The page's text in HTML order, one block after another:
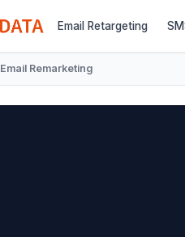
Email Retargeting
Email Remarketing